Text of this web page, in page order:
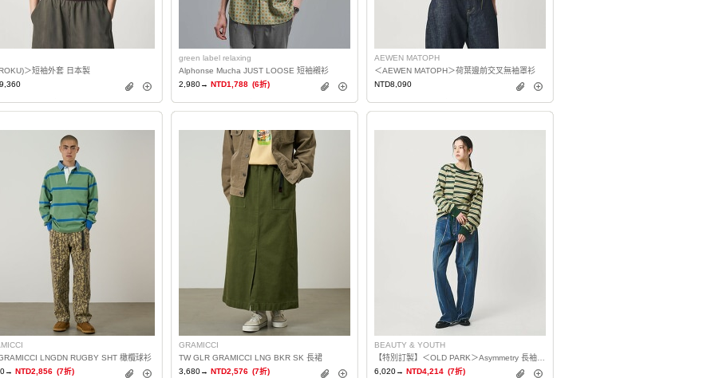
＞短袖外套 日本製
green label relaxing
Alphonse Mucha JUST LOOSE 短袖襯衫
2,980→ NTD1,788 (6折)
AEWEN MATOPH
＜AEWEN MATOPH＞荷葉邊前交叉無袖罩衫
NTD8,090
LNGDN RUGBY SHT 橄欖球衫
NTD2,856 (7折)
GRAMICCI
TW GLR GRAMICCI LNG BKR SK 長裙
3,680→ NTD2,576 (7折)
BEAUTY & YOUTH
6,020→ NTD4,214 (7折)